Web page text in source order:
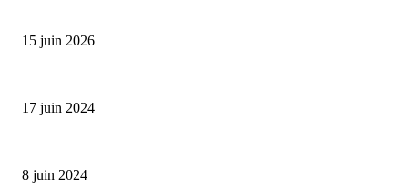
15 juin 2026
17 juin 2024
8 juin 2024